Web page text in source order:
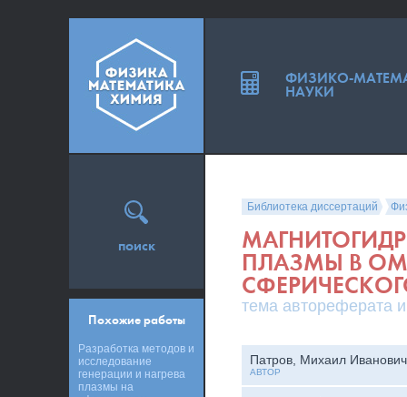
Библиотека диссертаций
ПЛАЗМЫ В
тема автореферата
Патров, Михаил Иванович
АВТОР
поиск
Похожие работы
Разработка методов и
исследование
генерации и нагрева
плазмы на
ФИЗИКО-
НАУКИ